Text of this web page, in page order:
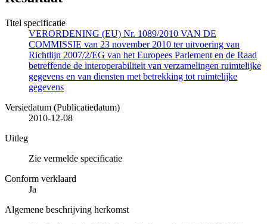
Titel specificatie
VERORDENING (EU) Nr. 1089/2010 VAN DE
COMMISSIE van 23 november 2010 ter uitvoering van
Richtlijn 2007/2/EG van het Europees Parlement en de Raad
betreffende de interoperabiliteit van verzamelingen ruimtelijke
gegevens en van diensten met betrekking tot ruimtelijke
gegevens
Versiedatum (Publicatiedatum)
2010-12-08
Uitleg
Zie vermelde specificatie
Conform verklaard
Ja
Algemene beschrijving herkomst